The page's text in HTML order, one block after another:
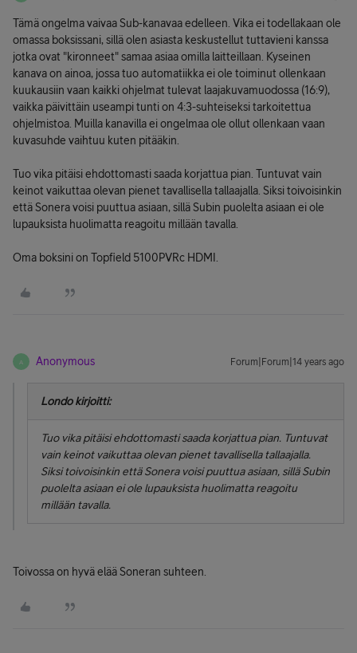
Tämä ongelma vaivaa Sub-kanavaa edelleen. Vika ei todellakaan ole
omassa boksissani, sillä olen asiasta keskustellut tuttavieni kanssa
jotka ovat "kironneet" samaa asiaa omilla laitteillaan. Kyseinen
kanava on ainoa, jossa tuo automatiikka ei ole toiminut ollenkaan
kuukausiin vaan kaikki ohjelmat tulevat laajakuvamuodossa (16:9),
vaikka päivittäin useampi tunti on 4:3-suhteiseksi tarkoitettua
ohjelmistoa. Muilla kanavilla ei ongelmaa ole ollut ollenkaan vaan
kuvasuhde vaihtuu kuten pitääkin.
Tuo vika pitäisi ehdottomasti saada korjattua pian. Tuntuvat vain
keinot vaikuttaa olevan pienet tavallisella tallaajalla. Siksi toivoisinkin
että Sonera voisi puuttua asiaan, sillä Subin puolelta asiaan ei ole
lupauksista huolimatta reagoitu millään tavalla.
Oma boksini on Topfield 5100PVRc HDMI.
A Anonymous Forum|Forum|14 years ago
Londo kirjoitti:
Tuo vika pitäisi ehdottomasti saada korjattua pian. Tuntuvat
vain keinot vaikuttaa olevan pienet tavallisella tallaajalla.
Siksi toivoisinkin että Sonera voisi puuttua asiaan, sillä Subin
puolelta asiaan ei ole lupauksista huolimatta reagoitu
millään tavalla.
Toivossa on hyvä elää Soneran suhteen.